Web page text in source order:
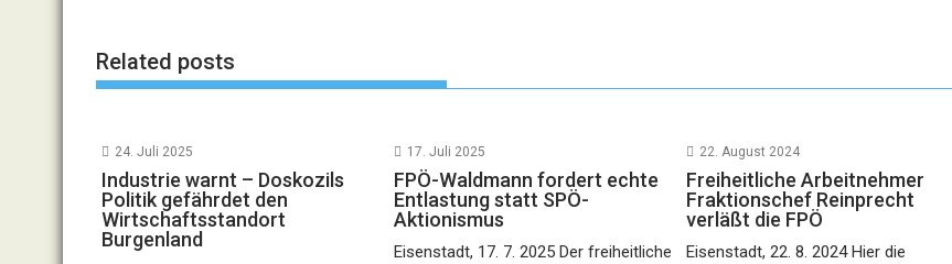
Related posts
24. Juli 2025
Industrie warnt – Doskozils
Politik gefährdet den
Wirtschaftsstandort
Burgenland
17. Juli 2025
FPÖ-Waldmann fordert echte
Entlastung statt SPÖ-
Aktionismus
Eisenstadt, 17. 7. 2025 Der freiheitliche
22. August 2024
Freiheitliche Arbeitnehmer
Fraktionschef Reinprecht
verläßt die FPÖ
Eisenstadt, 22. 8. 2024 Hier die